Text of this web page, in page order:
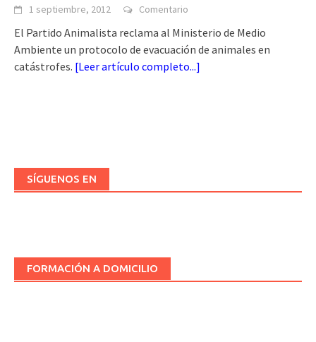
1 septiembre, 2012 Comentario
El Partido Animalista reclama al Ministerio de Medio
Ambiente un protocolo de evacuación de animales en
catástrofes. [Leer artículo completo...]
SÍGUENOS EN
FORMACIÓN A DOMICILIO